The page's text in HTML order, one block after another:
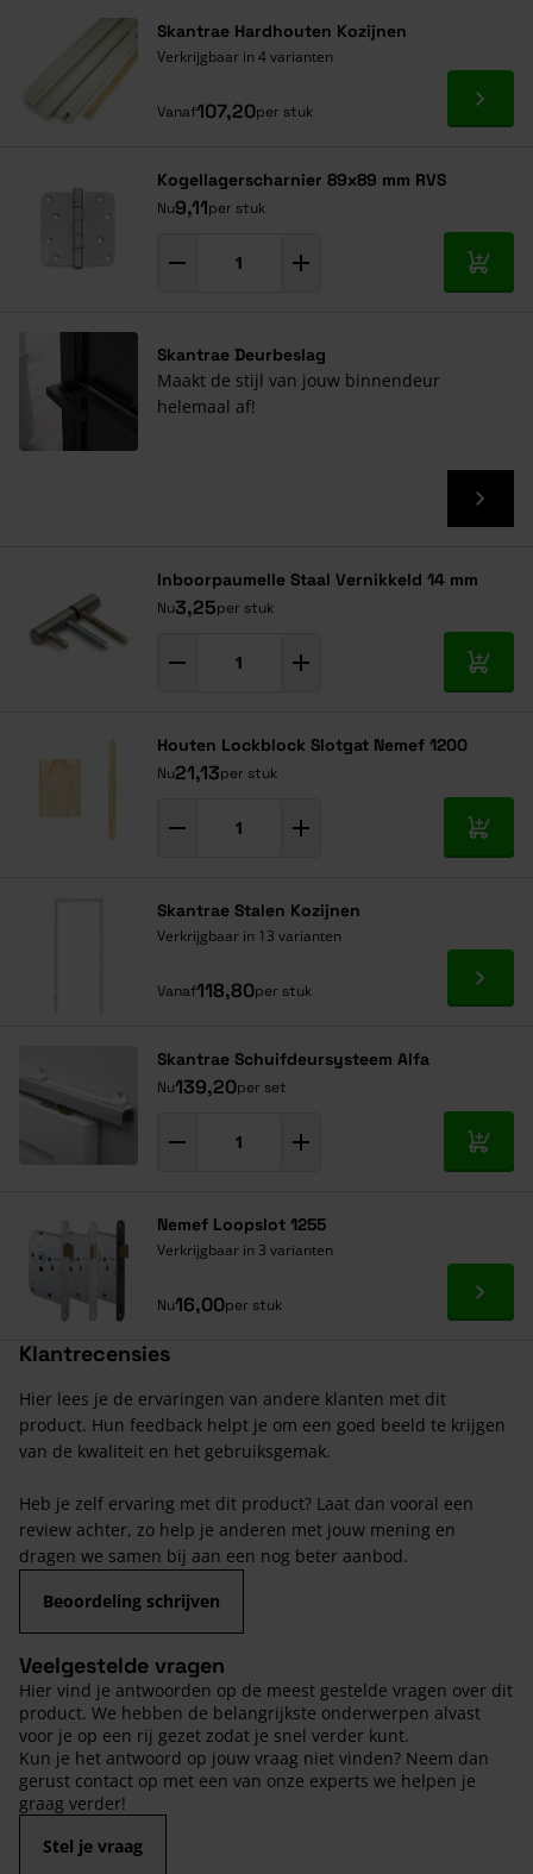
Skantrae Hardhouten Kozijnen
Verkrijgbaar in 4 varianten
Vanaf107,20per stuk Ga
Kogellagerscharnier 89x89 mm RVS
Nu9,11per stuk
In
Skantrae Deurbeslag
Maakt de stijl van jouw binnendeur
helemaal af!
Inboorpaumelle Staal Vernikkeld 14 mm
Nu3,25per stuk
In
Houten Lockblock Slotgat Nemef 1200
Nu21,13per stuk
In
Skantrae Stalen Kozijnen
Verkrijgbaar in 13 varianten
Vanaf118,80per stuk Ga
Skantrae Schuifdeursysteem Alfa
Nu139,20per set
In
Nemef Loopslot 1255
Verkrijgbaar in 3 varianten
Nu16,00per stuk Ga
Klantrecensies
Hier lees je de ervaringen van andere klanten met dit
product. Hun feedback helpt je om een goed beeld te krijgen
van de kwaliteit en het gebruiksgemak.
Heb je zelf ervaring met dit product? Laat dan vooral een
review achter, zo help je anderen met jouw mening en
dragen we samen bij aan een nog beter aanbod.
Beoordeling schrijven
Veelgestelde vragen
Hier vind je antwoorden op de meest gestelde vragen over dit
product. We hebben de belangrijkste onderwerpen alvast
voor je op een rij gezet zodat je snel verder kunt.
Kun je het antwoord op jouw vraag niet vinden? Neem dan
gerust contact op met een van onze experts we helpen je
graag verder!
Stel je vraag